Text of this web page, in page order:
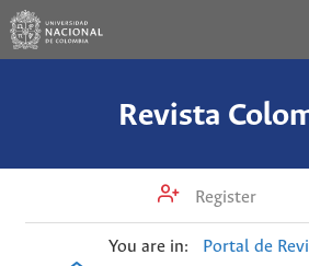
Revista
Register
You are in: Portal de